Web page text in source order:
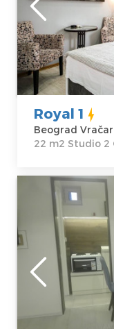
Beograd
Lokacija:
Beograd Vračar
Adresa:
Beogradska 31
Cena
45 €
Royal 1
Beograd Vračar
22 m2 Studio 2
Jednosoban
Vracar Nalazi
zgrade i može
se iz dva nivoa.
Beograd
Lokacija:
Beograd
Adresa: